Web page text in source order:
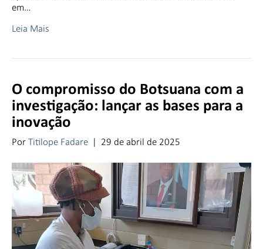
em…
Leia Mais
O compromisso do Botsuana com a
investigação: lançar as bases para a
inovação
PorTitilope Fadare | 29 de abril de 2025